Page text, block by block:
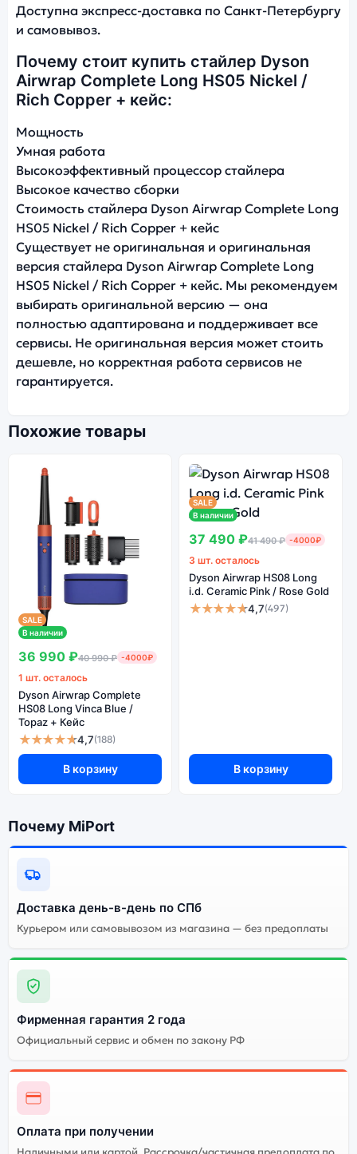
Доступна экспресс-доставка по Санкт-Петербургу
и самовывоз.
Почему стоит купить стайлер Dyson
Airwrap Complete Long HS05 Nickel /
Rich Copper + кейс:
Мощность
Умная работа
Высокоэффективный процессор стайлера
Высокое качество сборки
Стоимость стайлера Dyson Airwrap Complete Long
HS05 Nickel / Rich Copper + кейс
Существует не оригинальная и оригинальная
версия стайлера Dyson Airwrap Complete Long
HS05 Nickel / Rich Copper + кейс. Мы рекомендуем
выбирать оригинальной версию — она
полностью адаптирована и поддерживает все
сервисы. Не оригинальная версия может стоить
дешевле, но корректная работа сервисов не
гарантируется.
Похожие товары
SALE
В наличии
36 990 ₽40 990 ₽ -4000₽
1 шт. осталось
Dyson Airwrap Complete
HS08 Long Vinca Blue /
Topaz + Кейс
★★★★★4,7(188)
В корзину
SALE
В наличии
37 490 ₽41 490 ₽ -4000₽
3 шт. осталось
Dyson Airwrap HS08 Long
i.d. Ceramic Pink / Rose Gold
★★★★★4,7(497)
В корзину
Почему MiPort
Доставка день-в-день по СПб
Курьером или самовывозом из магазина — без предоплаты
Фирменная гарантия 2 года
Официальный сервис и обмен по закону РФ
Оплата при получении